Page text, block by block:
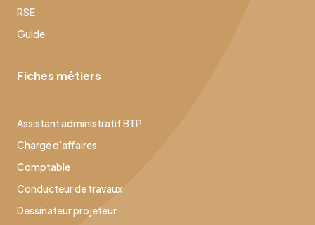
RSE
Guide
Fiches métiers
Assistant administratif BTP
Chargé d’affaires
Comptable
Conducteur de travaux
Dessinateur projeteur